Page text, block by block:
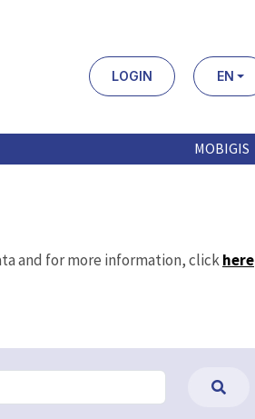
LOGIN EN
MOBIGIS
and for more information, clickhere